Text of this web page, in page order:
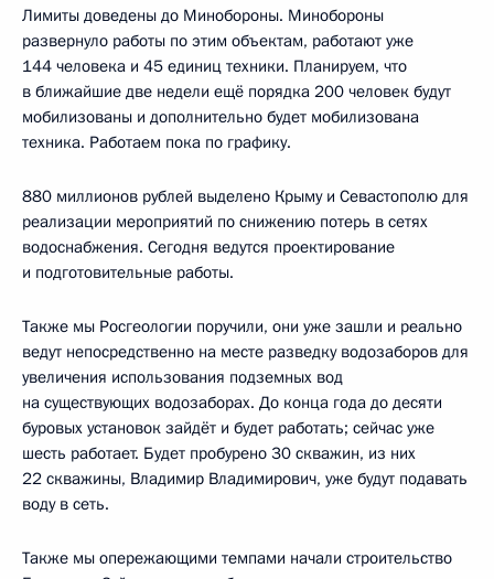
Лимиты доведены до Минобороны. Минобороны
развернуло работы по этим объектам, работают уже
144 человека и 45 единиц техники. Планируем, что
в ближайшие две недели ещё порядка 200 человек будут
мобилизованы и дополнительно будет мобилизована
техника. Работаем пока по графику.
880 миллионов рублей выделено Крыму и Севастополю для
реализации мероприятий по снижению потерь в сетях
водоснабжения. Сегодня ведутся проектирование
и подготовительные работы.
Также мы Росгеологии поручили, они уже зашли и реально
ведут непосредственно на месте разведку водозаборов для
увеличения использования подземных вод
на существующих водозаборах. До конца года до десяти
буровых установок зайдёт и будет работать; сейчас уже
шесть работает. Будет пробурено 30 скважин, из них
22 скважины, Владимир Владимирович, уже будут подавать
воду в сеть.
Также мы опережающими темпами начали строительство